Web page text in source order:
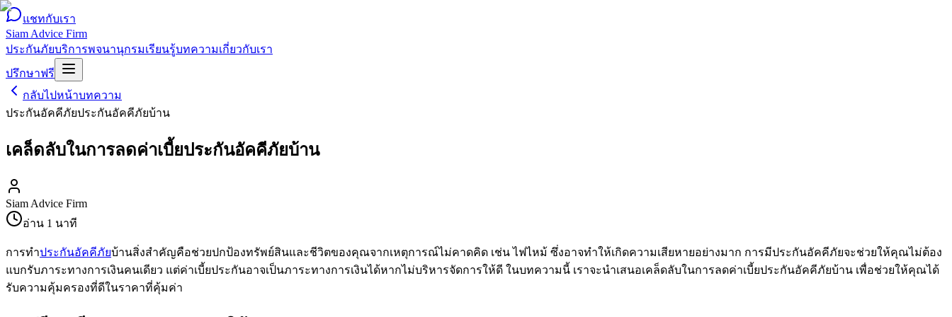
แชทกับเรา
Siam Advice Firm
ประกันภัยบริการพจนานุกรมเรียนรู้บทความเกี่ยวกับเรา
ปรึกษาฟรี
กลับไปหน้าบทความ
ประกันอัคคีภัยประกันอัคคีภัยบ้าน
เคล็ดลับในการลดค่าเบี้ยประกันอัคคีภัยบ้าน
Siam Advice Firm
อ่าน 1 นาที
การทำประกันอัคคีภัยบ้านสิ่งสำคัญคือช่วยปกป้องทรัพย์สินและชีวิตของคุณจากเหตุการณ์ไม่คาดคิด เช่น ไฟไหม้ ซึ่งอาจทำให้เกิดความเสียหายอย่างมาก การมีประกันอัคคีภัยจะช่วยให้คุณไม่ต้อง
แบกรับภาระทางการเงินคนเดียว แต่ค่าเบี้ยประกันอาจเป็นภาระทางการเงินได้หากไม่บริหารจัดการให้ดี ในบทความนี้ เราจะนำเสนอเคล็ดลับในการลดค่าเบี้ยประกันอัคคีภัยบ้าน เพื่อช่วยให้คุณได้
รับความคุ้มครองที่ดีในราคาที่คุ้มค่า